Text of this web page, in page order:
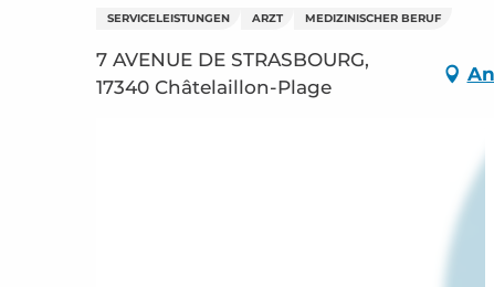
SERVICELEISTUNGEN ARZT MEDIZINISCHER BERUF
7 AVENUE DE STRASBOURG,
17340 Châtelaillon-Plage